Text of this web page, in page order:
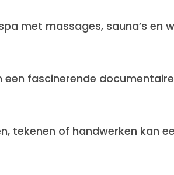
met massages, sauna’s en
fascinerende
tekenen of handwerken kan